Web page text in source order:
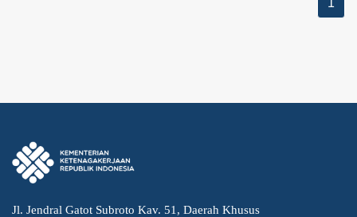
1
Jl. Jendral Gatot Subroto Kav. 51, Daerah Khusus